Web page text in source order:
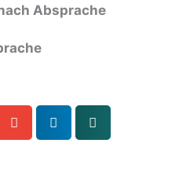
Absprache